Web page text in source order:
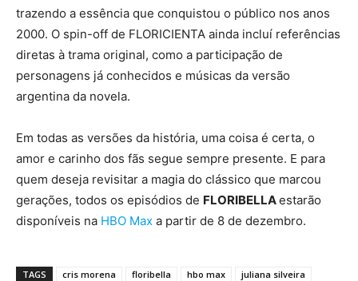
trazendo a essência que conquistou o público nos anos
2000. O spin-off de FLORICIENTA ainda incluí referências
diretas à trama original, como a participação de
personagens já conhecidos e músicas da versão
argentina da novela.
Em todas as versões da história, uma coisa é certa, o
amor e carinho dos fãs segue sempre presente. E para
quem deseja revisitar a magia do clássico que marcou
gerações, todos os episódios de FLORIBELLAestarão
disponíveis na HBO Max a partir de 8 de dezembro.
TAGS cris morena floribella hbo max
juliana silveira